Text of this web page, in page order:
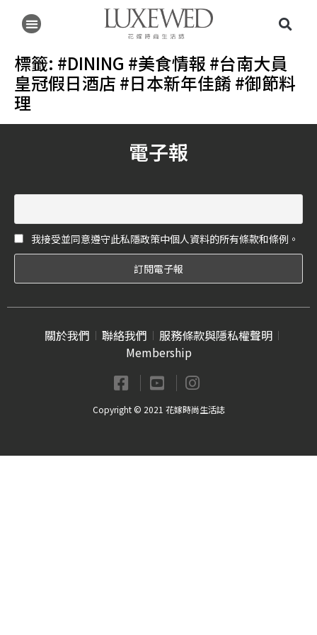
標籤: #DINING #美食情報 #台南大員
皇冠假日酒店 #日本新年佳餚 #御節料
理
電子報
我接受並同意遵守此私隱政策中個人資料的所有條款和條例。
關於我們 聯絡我們
服務條款與隱私權聲明
Membership
Copyright © 2021 花嫁時尚生活誌